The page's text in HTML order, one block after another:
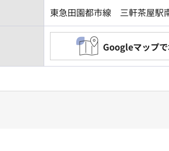
東急田園都市線 三軒茶屋駅
Googleマップ